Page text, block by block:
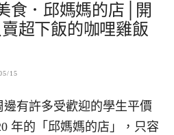
食．邱媽媽的店│開
超下飯的咖哩雞飯
15
有許多受歡迎的學生平價
年的「邱媽媽的店」，只容